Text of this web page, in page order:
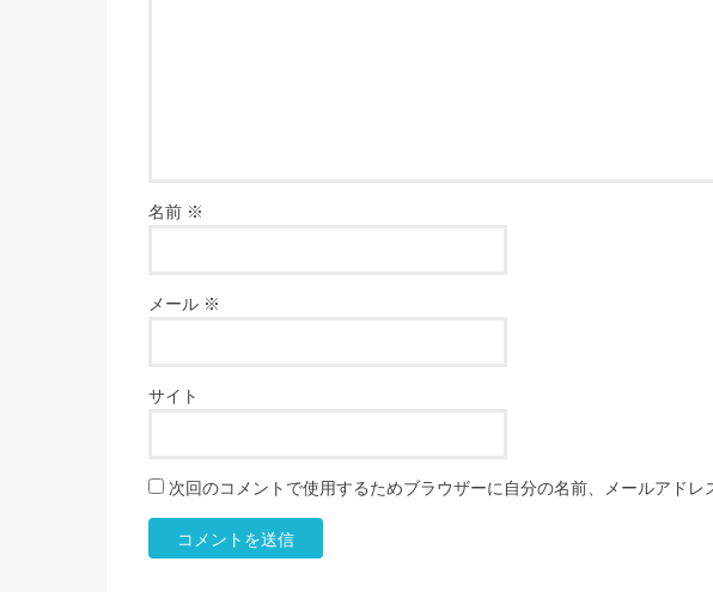
名前 ※
メール ※
サイト
次回のコメントで使用するためブラウザーに自分の名前、メールアドレ